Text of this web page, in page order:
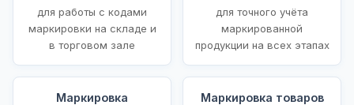
для работы с кодами
маркировки на складе и
в торговом зале
для точного учёта
маркированной
продукции на всех этапах
Маркировка
Маркировка товаров